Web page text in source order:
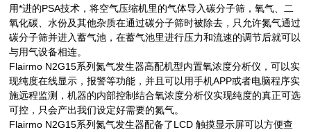
用*进的PSA技术，将空气压缩机里的气体导入碳分子筛，氧气、二
氧化碳、水份及其他杂质在通过碳分子筛时被除去，只允许氮气通过
碳分子筛并进入蓄气池，在蓄气池里进行压力和流速的调节后就可以
与用气设备相连。
Flairmo N2G15系列氮气发生器高配机型内置氧浓度分析仪，可以实
现纯度在线显示，报警等功能，并且可以用手机APP或者电脑程序实
施远程监测，机器的内部控制结合氧浓度分析仪实现纯度的真正可选
可控，只会产出我们设定好需要的氮气。
Flairmo N2G15系列氮气发生器配备了LCD触摸显示屏可以方便查